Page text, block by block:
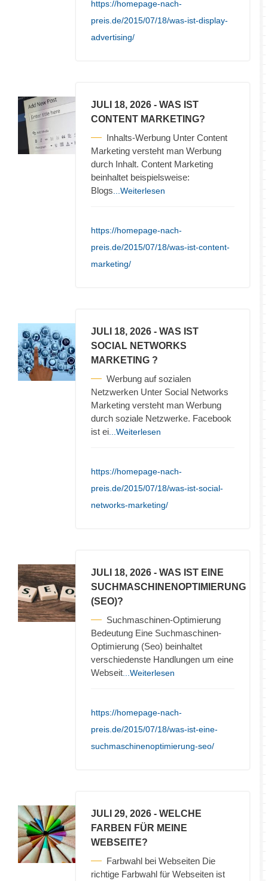
https://homepage-nach-
preis.de/2015/07/18/was-ist-display-
advertising/
JULI 18, 2026 - WAS IST
CONTENT MARKETING?
Inhalts-Werbung Unter Content
Marketing versteht man Werbung
durch Inhalt. Content Marketing
beinhaltet beispielsweise:
Blogs ...Weiterlesen
https://homepage-nach-
preis.de/2015/07/18/was-ist-content-
marketing/
JULI 18, 2026 - WAS IST
SOCIAL NETWORKS
MARKETING ?
Werbung auf sozialen
Netzwerken Unter Social Networks
Marketing versteht man Werbung
durch soziale Netzwerke. Facebook
ist ei ...Weiterlesen
https://homepage-nach-
preis.de/2015/07/18/was-ist-social-
networks-marketing/
JULI 18, 2026 - WAS IST EINE
SUCHMASCHINENOPTIMIERUNG
(SEO)?
Suchmaschinen-Optimierung
Bedeutung Eine Suchmaschinen-
Optimierung (Seo) beinhaltet
verschiedenste Handlungen um eine
Webseit ...Weiterlesen
https://homepage-nach-
preis.de/2015/07/18/was-ist-eine-
suchmaschinenoptimierung-seo/
JULI 29, 2026 - WELCHE
FARBEN FÜR MEINE
WEBSEITE?
Farbwahl bei Webseiten Die
richtige Farbwahl für Webseiten ist